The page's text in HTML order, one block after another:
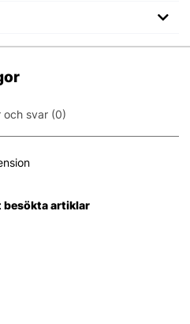
och svar (0)
besökta artiklar